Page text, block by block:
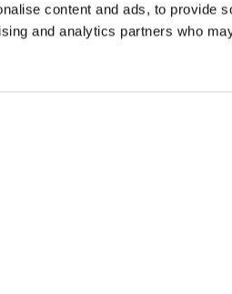
content and ads, to provide
and analytics partners who